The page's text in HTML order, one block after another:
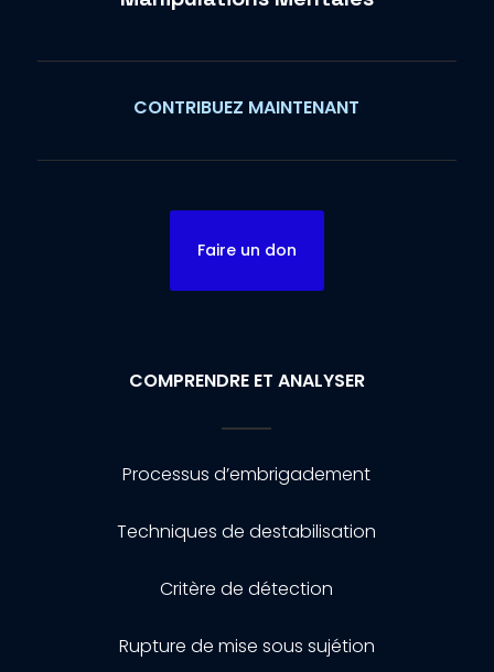
CONTRIBUEZ MAINTENANT
Faire un don
COMPRENDRE ET ANALYSER
Processus d’embrigadement
Techniques de destabilisation
Critère de détection
Rupture de mise sous sujétion